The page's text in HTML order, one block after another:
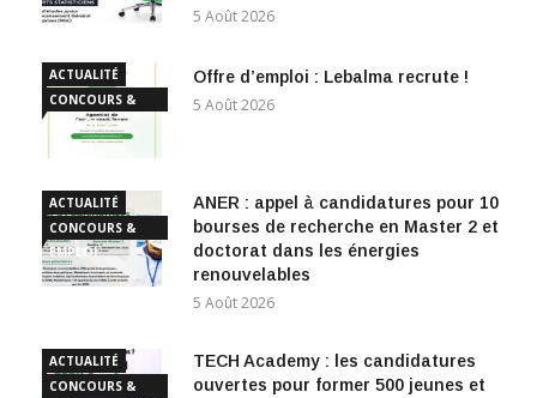
5 Août 2026
ACTUALITÉ
CONCOURS &
EMPLOI
Offre d’emploi : Lebalma recrute !
5 Août 2026
ACTUALITÉ
CONCOURS &
EMPLOI
ANER : appel à candidatures pour 10
bourses de recherche en Master 2 et
doctorat dans les énergies
renouvelables
5 Août 2026
ACTUALITÉ
CONCOURS &
TECH Academy : les candidatures
ouvertes pour former 500 jeunes et